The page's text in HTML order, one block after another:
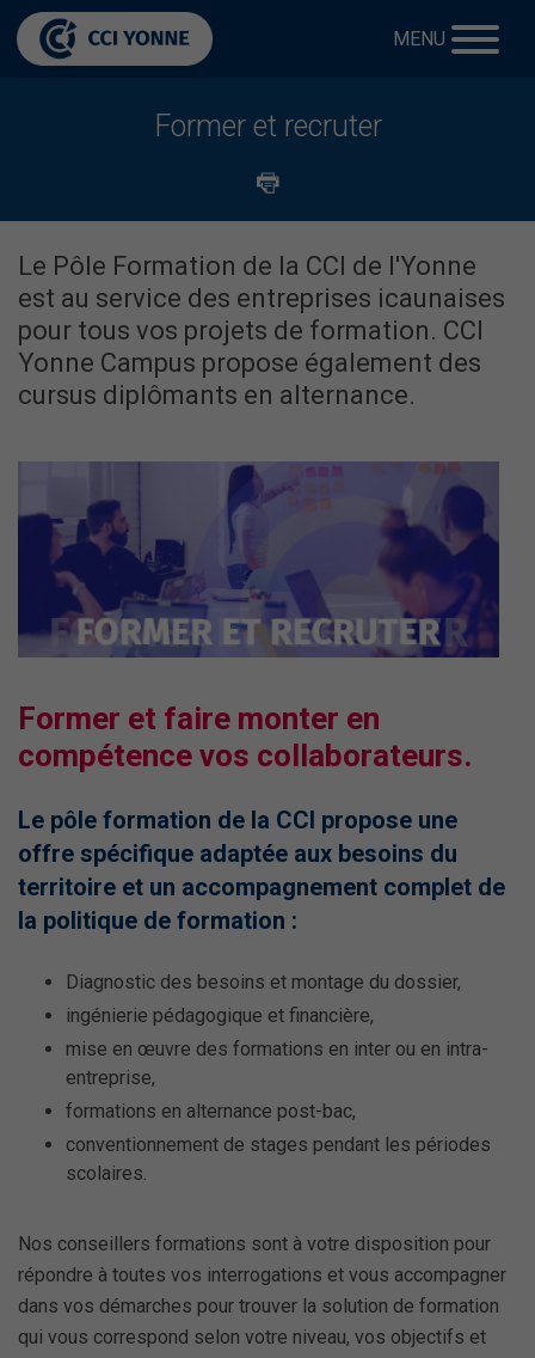
MENU
Former et recruter
Le Pôle Formation de la CCI de l'Yonne
est au service des entreprises icaunaises
pour tous vos projets de formation. CCI
Yonne Campus propose également des
cursus diplômants en alternance.
Former et faire monter en
compétence vos collaborateurs.
Le pôle formation de la CCI propose une
offre spécifique adaptée aux besoins du
territoire et un accompagnement complet de
la politique de formation :
Diagnostic des besoins et montage du dossier,
ingénierie pédagogique et financière,
mise en œuvre des formations en inter ou en intra-
entreprise,
formations en alternance post-bac,
conventionnement de stages pendant les périodes
scolaires.
Nos conseillers formations sont à votre disposition pour
répondre à toutes vos interrogations et vous accompagner
dans vos démarches pour trouver la solution de formation
qui vous correspond selon votre niveau, vos objectifs et